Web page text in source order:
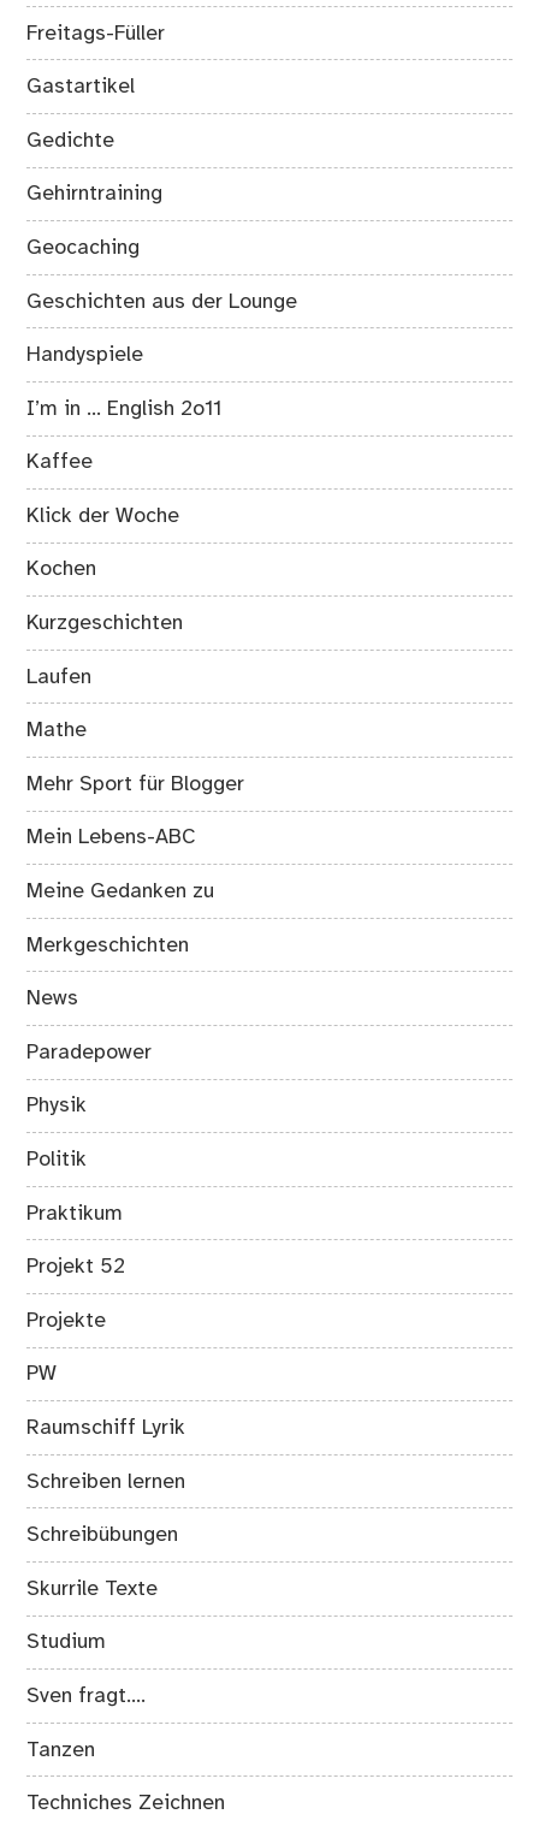
Freitags-Füller
Gastartikel
Gedichte
Gehirntraining
Geocaching
Geschichten aus der Lounge
Handyspiele
I’m in … English 2o11
Kaffee
Klick der Woche
Kochen
Kurzgeschichten
Laufen
Mathe
Mehr Sport für Blogger
Mein Lebens-ABC
Meine Gedanken zu
Merkgeschichten
News
Paradepower
Physik
Politik
Praktikum
Projekt 52
Projekte
PW
Raumschiff Lyrik
Schreiben lernen
Schreibübungen
Skurrile Texte
Studium
Sven fragt….
Tanzen
Techniches Zeichnen